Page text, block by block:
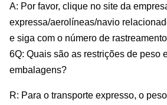
A: Por favor, clique no site da
expressa/aerolíneas/navio
e siga com o número de
6Q: Quais são as restrições de peso
embalagens?
R: Para o transporte expresso, o